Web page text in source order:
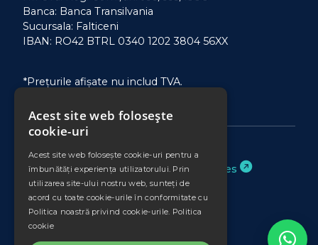
Banca: Banca Transilvania
Sucursala: Falticeni
IBAN: RO42 BTRL 0340 1202 3804 56XX
*Prețurile afișate nu includ TVA.
Website realizat deBinary Services
Acest site web folosește
cookie-uri
Acest site web folosește cookie-uri pentru a
îmbunătăți experiența utilizatorului. Prin
utilizarea site-ului nostru web, sunteți de
acord cu toate cookie-urile în conformitate cu
Politica noastră privind cookie-urile. Politica
cookie